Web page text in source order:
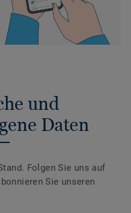
und
Daten
Folgen Sie uns auf
Sie unseren